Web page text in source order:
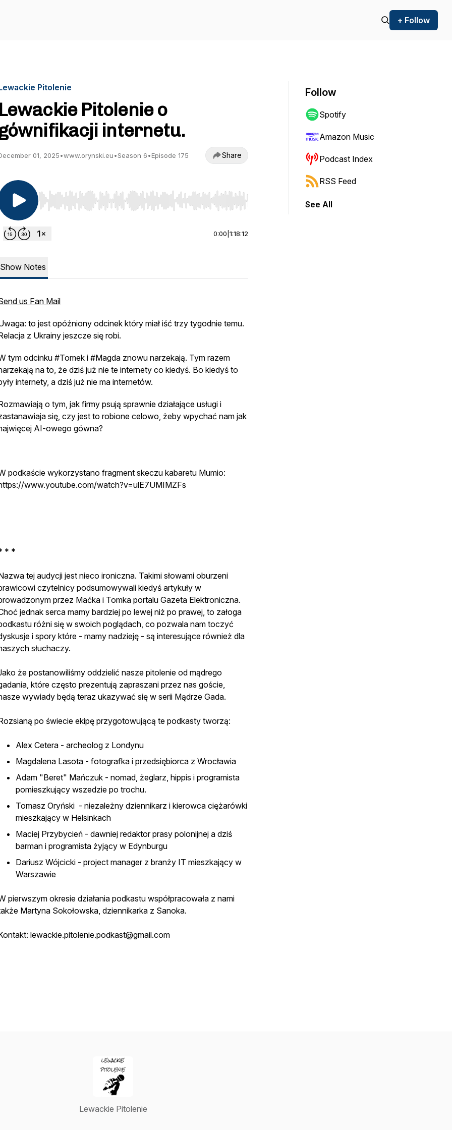
+ Follow
Pitolenie
Lewackie Pitolenie o
internetu.
01, 2025•www.orynski.eu•Season 6•Episode 175 Share
Use Left/Right to seek, Home/End to jump to start or end. Hold shift to jump forward or backward.
0:00 1:18:12
Show Notes
us Fan Mail
to jest opóźniony odcinek który miał iść trzy tygodnie temu.
z Ukrainy jeszcze się robi.
tym odcinku #Tomek i #Magda znowu narzekają. Tym razem
na to, że dziś już nie te internety co kiedyś. Bo kiedyś to
internety, a dziś już nie ma internetów.
o tym, jak firmy psują sprawnie działające usługi i
się, czy jest to robione celowo, żeby wpychać nam jak
AI-owego gówna?
podkaście wykorzystano fragment skeczu kabaretu Mumio:
www.youtube.com/watch?v=ulE7UMIMZFs
* *
tej audycji jest nieco ironiczna. Takimi słowami oburzeni
czytelnicy podsumowywali kiedyś artykuły w
przez Maćka i Tomka portalu Gazeta Elektroniczna.
jednak serca mamy bardziej po lewej niż po prawej, to załoga
różni się w swoich poglądach, co pozwala nam toczyć
i spory które - mamy nadzieję - są interesujące również dla
słuchaczy.
że postanowiliśmy oddzielić nasze pitolenie od mądrego
które często prezentują zapraszani przez nas goście,
wywiady będą teraz ukazywać się w serii Mądrze Gada.
po świecie ekipę przygotowującą te podkasty tworzą:
Alex Cetera - archeolog z Londynu
Magdalena Lasota - fotografka i przedsiębiorca z Wrocławia
Adam "Beret" Mańczuk - nomad, żeglarz, hippis i programista
pomieszkujący wszedzie po trochu.
Tomasz Oryński - niezależny dziennikarz i kierowca ciężarówki
mieszkający w Helsinkach
Maciej Przybycień - dawniej redaktor prasy polonijnej a dziś
barman i programista żyjący w Edynburgu
Dariusz Wójcicki - project manager z branży IT mieszkający w
Warszawie
pierwszym okresie działania podkastu współpracowała z nami
Martyna Sokołowska, dziennikarka z Sanoka.
lewackie.pitolenie.podkast@gmail.com
Follow
Spotify
Amazon Music
Podcast Index
RSS Feed
See All
Lewackie Pitolenie